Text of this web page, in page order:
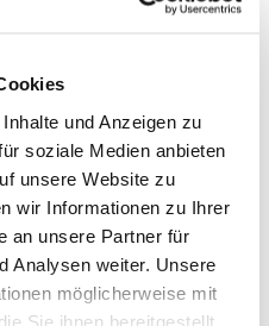
und Anzeigen zu
soziale Medien anbieten
unsere Website zu
wir Informationen zu Ihrer
an unsere Partner für
Analysen weiter. Unsere
möglicherweise mit
Sie ihnen bereitgestellt